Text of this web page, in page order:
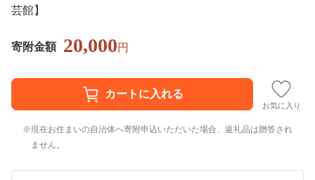
芸館】
寄附金額 20,000円
お気に入り
現在お住まいの自治体へ寄附申込いただいた場合、返礼品は贈答され
ません。